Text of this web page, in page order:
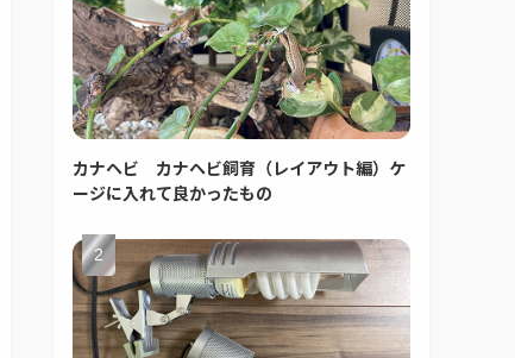
カナヘビ カナヘビ飼育（レイアウト編）ケ
ージに入れて良かったもの